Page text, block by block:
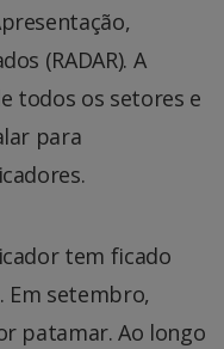
(RADAR). A
todos os setores e
para
tem ficado
Em setembro,
patamar. Ao longo